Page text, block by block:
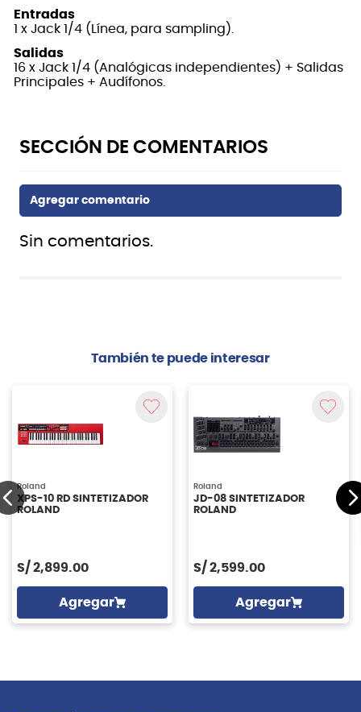
Entradas
1 x Jack 1/4 (Línea, para sampling).
Salidas
16 x Jack 1/4 (Analógicas independientes) + Salidas
Principales + Audífonos.
Sin comentarios.
También te puede interesar
Roland
XPS-10 RD SINTETIZADOR
ROLAND
S/ 2,899.00
Agregar
Roland
JD-08 SINTETIZADOR
ROLAND
S/ 2,599.00
Agregar